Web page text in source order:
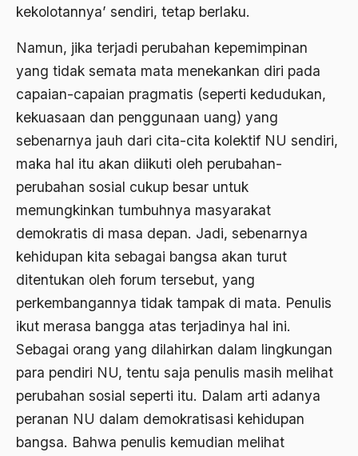
kekolotannya’ sendiri, tetap berlaku.
Namun, jika terjadi perubahan kepemimpinan
yang tidak semata mata menekankan diri pada
capaian-capaian pragmatis (seperti kedudukan,
kekuasaan dan penggunaan uang) yang
sebenarnya jauh dari cita-cita kolektif NU sendiri,
maka hal itu akan diikuti oleh perubahan-
perubahan sosial cukup besar untuk
memungkinkan tumbuhnya masyarakat
demokratis di masa depan. Jadi, sebenarnya
kehidupan kita sebagai bangsa akan turut
ditentukan oleh forum tersebut, yang
perkembangannya tidak tampak di mata. Penulis
ikut merasa bangga atas terjadinya hal ini.
Sebagai orang yang dilahirkan dalam lingkungan
para pendiri NU, tentu saja penulis masih melihat
perubahan sosial seperti itu. Dalam arti adanya
peranan NU dalam demokratisasi kehidupan
bangsa. Bahwa penulis kemudian melihat
Agama di Asia
agama elitis
Agama Hukum
Agama Inovasi
agama populer
Agama Terang
Agamawan
Agenda Nasional
Agraria
Agum Gumelar
Agus Miftah
Ahimsa